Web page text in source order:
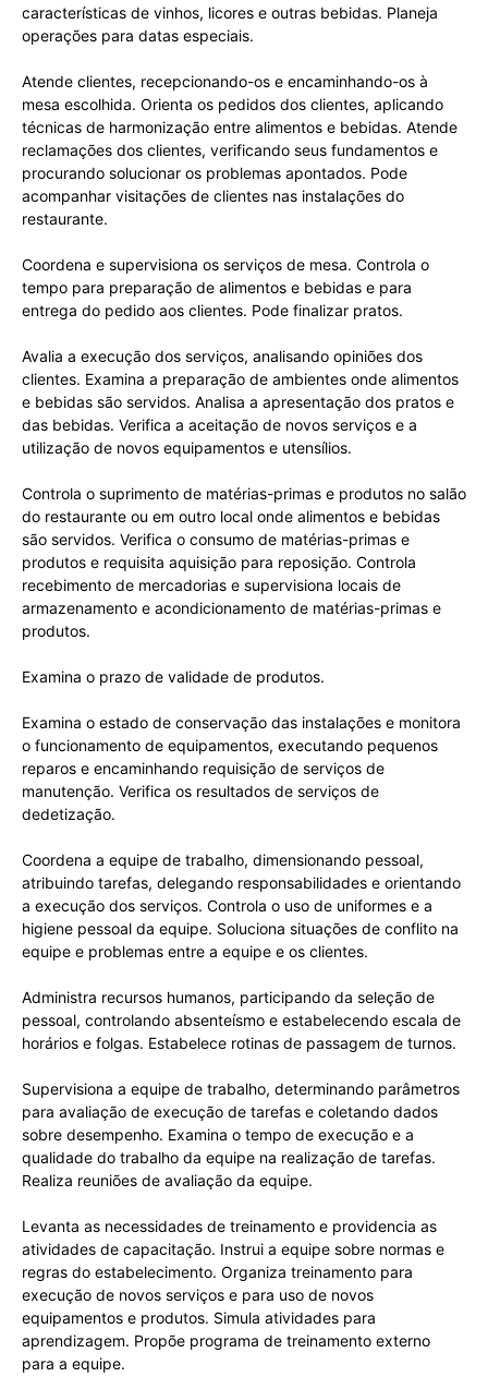
características de vinhos, licores e outras bebidas. Planeja
operações para datas especiais.
Atende clientes, recepcionando-os e encaminhando-os à
mesa escolhida. Orienta os pedidos dos clientes, aplicando
técnicas de harmonização entre alimentos e bebidas. Atende
reclamações dos clientes, verificando seus fundamentos e
procurando solucionar os problemas apontados. Pode
acompanhar visitações de clientes nas instalações do
restaurante.
Coordena e supervisiona os serviços de mesa. Controla o
tempo para preparação de alimentos e bebidas e para
entrega do pedido aos clientes. Pode finalizar pratos.
Avalia a execução dos serviços, analisando opiniões dos
clientes. Examina a preparação de ambientes onde alimentos
e bebidas são servidos. Analisa a apresentação dos pratos e
das bebidas. Verifica a aceitação de novos serviços e a
utilização de novos equipamentos e utensílios.
Controla o suprimento de matérias-primas e produtos no salão
do restaurante ou em outro local onde alimentos e bebidas
são servidos. Verifica o consumo de matérias-primas e
produtos e requisita aquisição para reposição. Controla
recebimento de mercadorias e supervisiona locais de
armazenamento e acondicionamento de matérias-primas e
produtos.
Examina o prazo de validade de produtos.
Examina o estado de conservação das instalações e monitora
o funcionamento de equipamentos, executando pequenos
reparos e encaminhando requisição de serviços de
manutenção. Verifica os resultados de serviços de
dedetização.
Coordena a equipe de trabalho, dimensionando pessoal,
atribuindo tarefas, delegando responsabilidades e orientando
a execução dos serviços. Controla o uso de uniformes e a
higiene pessoal da equipe. Soluciona situações de conflito na
equipe e problemas entre a equipe e os clientes.
Administra recursos humanos, participando da seleção de
pessoal, controlando absenteísmo e estabelecendo escala de
horários e folgas. Estabelece rotinas de passagem de turnos.
Supervisiona a equipe de trabalho, determinando parâmetros
para avaliação de execução de tarefas e coletando dados
sobre desempenho. Examina o tempo de execução e a
qualidade do trabalho da equipe na realização de tarefas.
Realiza reuniões de avaliação da equipe.
Levanta as necessidades de treinamento e providencia as
atividades de capacitação. Instrui a equipe sobre normas e
regras do estabelecimento. Organiza treinamento para
execução de novos serviços e para uso de novos
equipamentos e produtos. Simula atividades para
aprendizagem. Propõe programa de treinamento externo
para a equipe.